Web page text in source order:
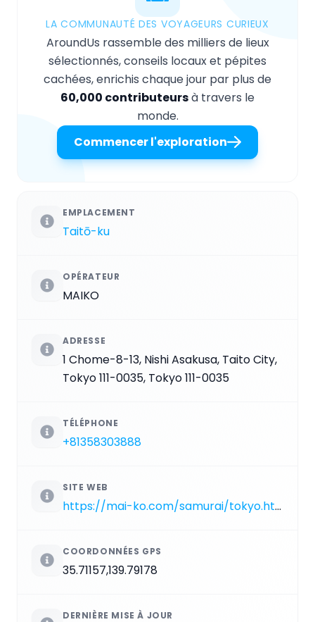
LA COMMUNAUTÉ DES VOYAGEURS CURIEUX
AroundUs rassemble des milliers de lieux
sélectionnés, conseils locaux et pépites
cachées, enrichis chaque jour par plus de
60,000 contributeursà travers le
monde.
Commencer l'exploration
EMPLACEMENT
Taitō-ku
OPÉRATEUR
MAIKO
ADRESSE
1 Chome-8-13, Nishi Asakusa, Taito City,
Tokyo 111-0035, Tokyo 111-0035
TÉLÉPHONE
+81358303888
SITE WEB
https://mai-ko.com/samurai/tokyo.html
COORDONNÉES GPS
35.71157,139.79178
DERNIÈRE MISE À JOUR